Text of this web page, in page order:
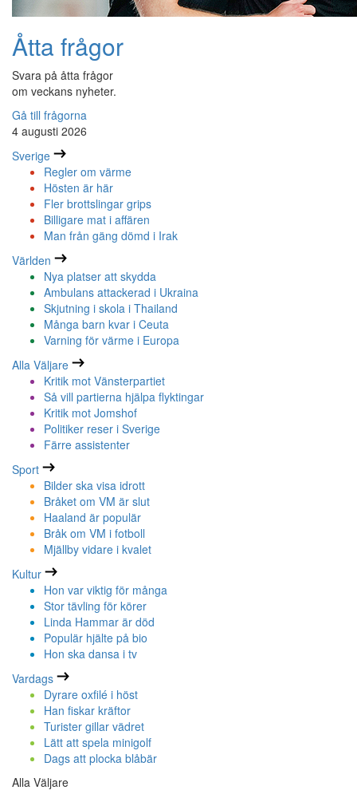
Åtta frågor
Svara på åtta frågor
om veckans nyheter.
Gå till frågorna
4 augusti 2026
Sverige
Regler om värme
Hösten är här
Fler brottslingar grips
Billigare mat i affären
Man från gäng dömd i Irak
Världen
Nya platser att skydda
Ambulans attackerad i Ukraina
Skjutning i skola i Thailand
Många barn kvar i Ceuta
Varning för värme i Europa
Alla Väljare
Kritik mot Vänsterpartiet
Så vill partierna hjälpa flyktingar
Kritik mot Jomshof
Politiker reser i Sverige
Färre assistenter
Sport
Bilder ska visa idrott
Bråket om VM är slut
Haaland är populär
Bråk om VM i fotboll
Mjällby vidare i kvalet
Kultur
Hon var viktig för många
Stor tävling för körer
Linda Hammar är död
Populär hjälte på bio
Hon ska dansa i tv
Vardags
Dyrare oxfilé i höst
Han fiskar kräftor
Turister gillar vädret
Lätt att spela minigolf
Dags att plocka blåbär
Alla Väljare